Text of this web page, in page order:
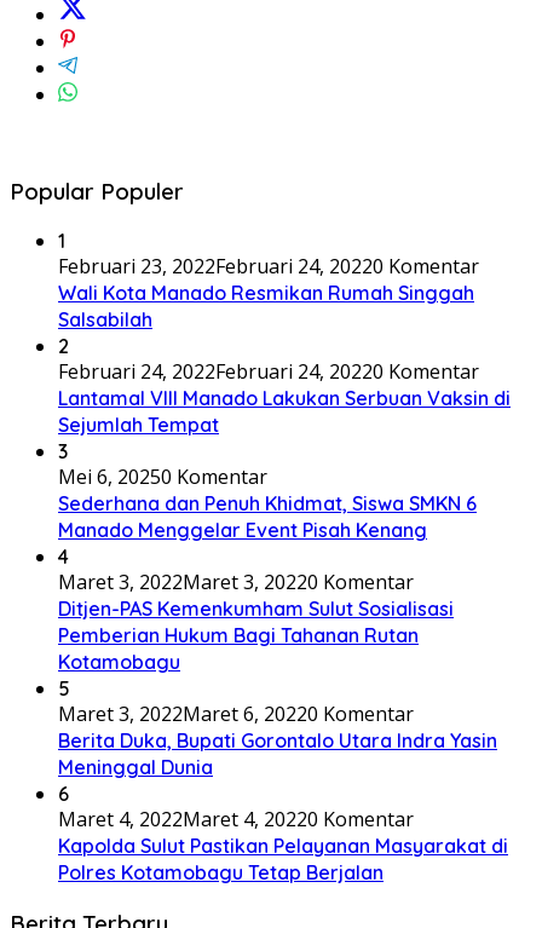
Popular Populer
1
Februari 23, 2022Februari 24, 20220 Komentar
Wali Kota Manado Resmikan Rumah Singgah
Salsabilah
2
Februari 24, 2022Februari 24, 20220 Komentar
Lantamal VIII Manado Lakukan Serbuan Vaksin di
Sejumlah Tempat
3
Mei 6, 20250 Komentar
Sederhana dan Penuh Khidmat, Siswa SMKN 6
Manado Menggelar Event Pisah Kenang
4
Maret 3, 2022Maret 3, 20220 Komentar
Ditjen-PAS Kemenkumham Sulut Sosialisasi
Pemberian Hukum Bagi Tahanan Rutan
Kotamobagu
5
Maret 3, 2022Maret 6, 20220 Komentar
Berita Duka, Bupati Gorontalo Utara Indra Yasin
Meninggal Dunia
6
Maret 4, 2022Maret 4, 20220 Komentar
Kapolda Sulut Pastikan Pelayanan Masyarakat di
Polres Kotamobagu Tetap Berjalan